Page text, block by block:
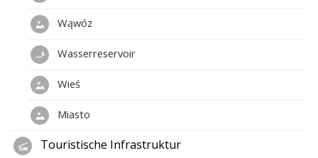
Wąwóz
Wasserreservoir
Wieś
Miasto
Touristische Infrastruktur